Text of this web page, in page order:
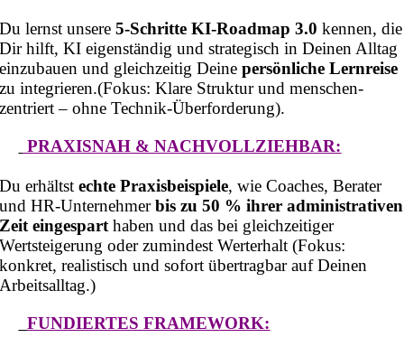
Du lernst unsere5-Schritte KI-Roadmap 3.0 kennen, die
Dir hilft, KI eigenständig und strategisch in Deinen Alltag
einzubauen und gleichzeitig Deinepersönliche Lernreise
zu integrieren.(Fokus: Klare Struktur und menschen-
zentriert – ohne Technik-Überforderung).
PRAXISNAH & NACHVOLLZIEHBAR:
Du erhältstechte Praxisbeispiele, wie Coaches, Berater
und HR-Unternehmerbis zu 50 % ihrer administrativen
Zeit eingesparthaben und das bei gleichzeitiger
Wertsteigerung oder zumindest Werterhalt (Fokus:
konkret, realistisch und sofort übertragbar auf Deinen
Arbeitsalltag.)
FUNDIERTES FRAMEWORK: